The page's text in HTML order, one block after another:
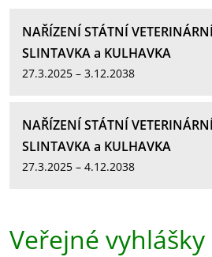
NAŘÍZENÍ STÁTNÍ
SLINTAVKA a KULHAVKA
27.3.2025 – 3.12.2038
NAŘÍZENÍ STÁTNÍ
SLINTAVKA a KULHAVKA
27.3.2025 – 4.12.2038
Veřejné vyhlášky